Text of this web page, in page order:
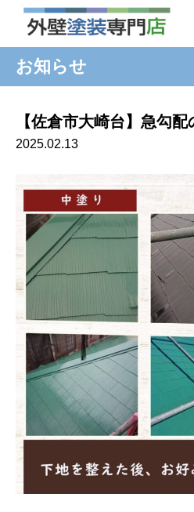
お知らせ
【佐倉市大崎台】急勾
2025.02.13